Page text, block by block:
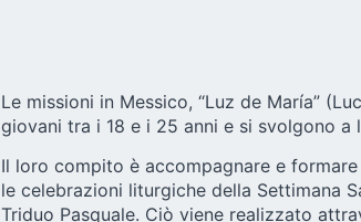
Le missioni in Messico, “Luz de María”
giovani tra i 18 e i 25 anni e si svolgono a
Il loro compito è accompagnare e
le celebrazioni liturgiche della Settimana
Triduo Pasquale. Ciò viene realizzato